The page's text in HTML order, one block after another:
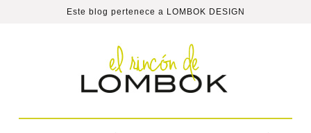
Este blog pertenece a LOMBOK DESIGN